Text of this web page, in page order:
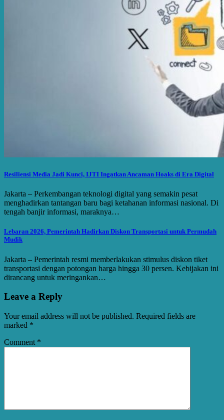
Resiliensi Media Jadi Kunci, IJTI Ingatkan Ancaman Hoaks di Era Digital
Jakarta – Perkembangan teknologi digital yang semakin pesat
menghadirkan tantangan baru bagi ketahanan informasi nasional. Di
tengah banjir informasi, maraknya…
Lebaran 2026, Pemerintah Hadirkan Diskon Transportasi untuk Permudah
Mudik
Jakarta – Pemerintah resmi memberlakukan stimulus diskon tiket
transportasi dengan potongan harga hingga 30 persen. Kebijakan ini
dirancang untuk meringankan…
Leave a Reply
Your email address will not be published. Required fields are
marked *
Comment *